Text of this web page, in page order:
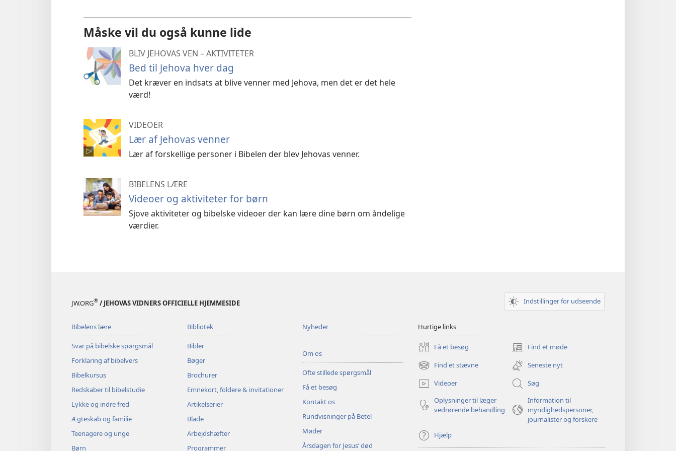
af
Måske vil du også kunne lide
BLIV JEHOVAS VEN – AKTIVITETER
Bed til Jehova hver dag
Det kræver en indsats at blive venner med Jehova, men det er det hele
værd!
VIDEOER
Lær af Jehovas venner
Lær af forskellige personer i Bibelen der blev Jehovas venner.
BIBELENS LÆRE
Videoer og aktiviteter for børn
Sjove aktiviteter og bibelske videoer der kan lære dine børn om åndelige
værdier.
JW.ORG® / JEHOVAS VIDNERS OFFICIELLE HJEMMESIDE Indstillinger for udseende
Bibelens lære
Svar på bibelske spørgsmål
Forklaring af bibelvers
Bibelkursus
Redskaber til bibelstudie
Lykke og indre fred
Ægteskab og familie
Teenagere og unge
Børn
Bibliotek
Bibler
Bøger
Brochurer
Emnekort, foldere & invitationer
Artikelserier
Blade
Arbejdshæfter
Programmer
Nyheder
Om os
Ofte stillede spørgsmål
Få et besøg
Kontakt os
Rundvisninger på Betel
Møder
Årsdagen for Jesus’ død
Hurtige links
Få et besøg Find et møde
(åbner
nyt
vindue)
Find et stævne
(åbner
nyt
vindue)
Seneste nyt
Videoer
Søg
Oplysninger til læger
vedrørende behandling
Information til
myndighedspersoner,
journalister og forskere
Hjælp